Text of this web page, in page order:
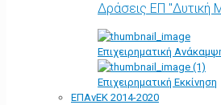
Δράσεις ΕΠ "Δυτική
Επιχειρηματική
Επιχειρηματική Εκκίνηση
ΕΠΑνΕΚ 2014-2020